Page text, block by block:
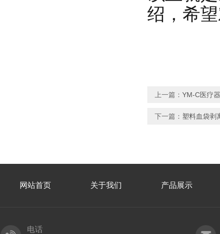
绍，希
上一篇： YM-C医疗
下一篇： 塑料血袋剥
网站首页 关于我们 产品展示
电话